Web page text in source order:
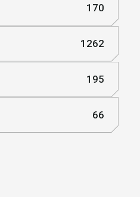
170
1262
195
66